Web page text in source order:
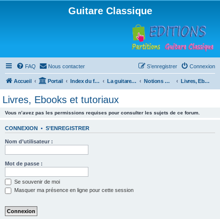
Guitare Classique
FAQ Nous contacter Connexion
S’enregistrer
Accueil Portail Index du forum La guitare : instrument, cours et théorie Notions musicales Livres, Ebooks et tutoriaux
Livres, Ebooks et tutoriaux
Vous n’avez pas les permissions requises pour consulter les sujets de ce forum.
CONNEXION • S’ENREGISTRER
Nom d’utilisateur :
Mot de passe :
Se souvenir de moi
Masquer ma présence en ligne pour cette session